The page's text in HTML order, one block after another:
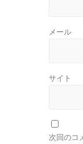
メール
サイト
次回のコ